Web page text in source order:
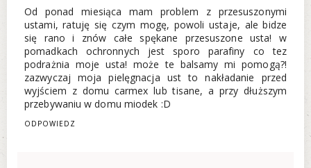
Od ponad miesiąca mam problem z przesuszonymi
ustami, ratuję się czym mogę, powoli ustaje, ale bidze
się rano i znów całe spękane przesuszone usta! w
pomadkach ochronnych jest sporo parafiny co tez
podrażnia moje usta! może te balsamy mi pomogą?!
zazwyczaj moja pielęgnacja ust to nakładanie przed
wyjściem z domu carmex lub tisane, a przy dłuższym
przebywaniu w domu miodek :D
ODPOWIEDZ